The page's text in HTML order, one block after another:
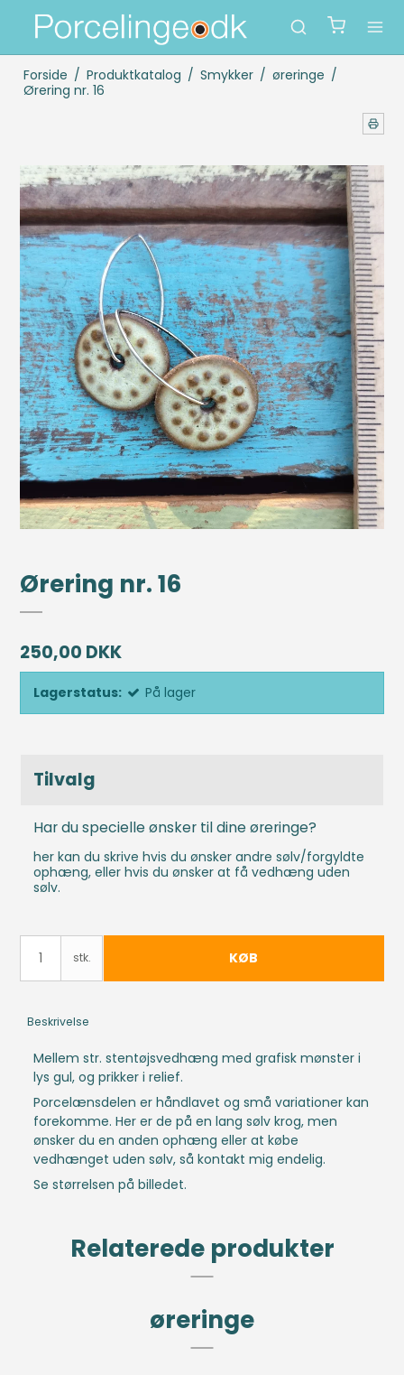
Forside / Produktkatalog / Smykker / øreringe /
Ørering nr. 16
Ørering nr. 16
250,00 DKK
Lagerstatus: På lager
Tilvalg
Har du specielle ønsker til dine øreringe?
her kan du skrive hvis du ønsker andre sølv/forgyldte
ophæng, eller hvis du ønsker at få vedhæng uden
sølv.
stk. KØB
Beskrivelse
Mellem str. stentøjsvedhæng med grafisk mønster i
lys gul, og prikker i relief.
Porcelænsdelen er håndlavet og små variationer kan
forekomme. Her er de på en lang sølv krog, men
ønsker du en anden ophæng eller at købe
vedhænget uden sølv, så kontakt mig endelig.
Se størrelsen på billedet.
Relaterede produkter
øreringe